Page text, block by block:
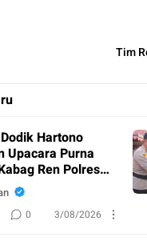
Tim
Hartono
Upacara Purna
Ren Polres
0 3/08/2026